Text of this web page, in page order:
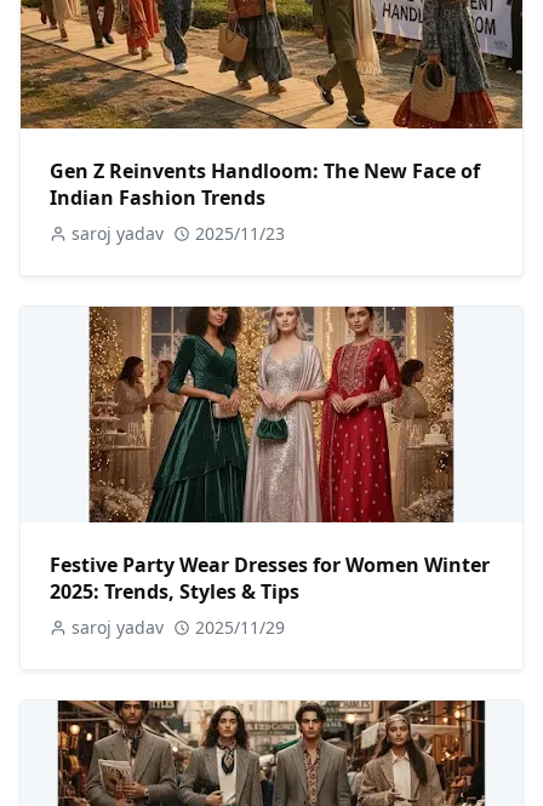
Gen Z Reinvents Handloom: The New Face of
Indian Fashion Trends
saroj yadav 2025/11/23
Festive Party Wear Dresses for Women Winter
2025: Trends, Styles & Tips
saroj yadav 2025/11/29